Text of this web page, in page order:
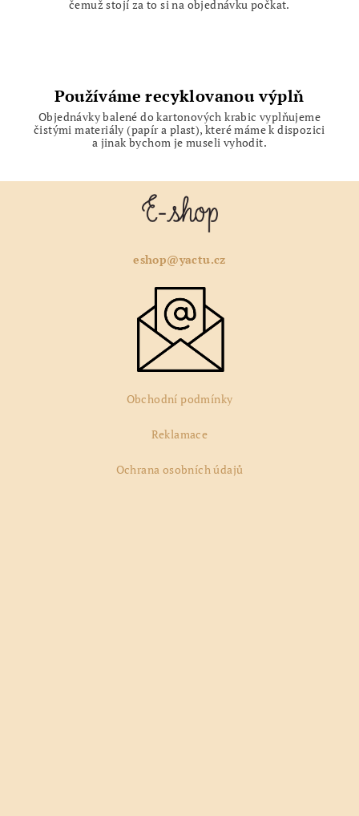
čemuž stojí za to si na objednávku počkat.
Používáme recyklovanou výplň
Objednávky balené do kartonových krabic vyplňujeme
čistými materiály (papír a plast), které máme k dispozici
a jinak bychom je museli vyhodit.
eshop@yactu.cz
Obchodní podmínky
Reklamace
Ochrana osobních údajů